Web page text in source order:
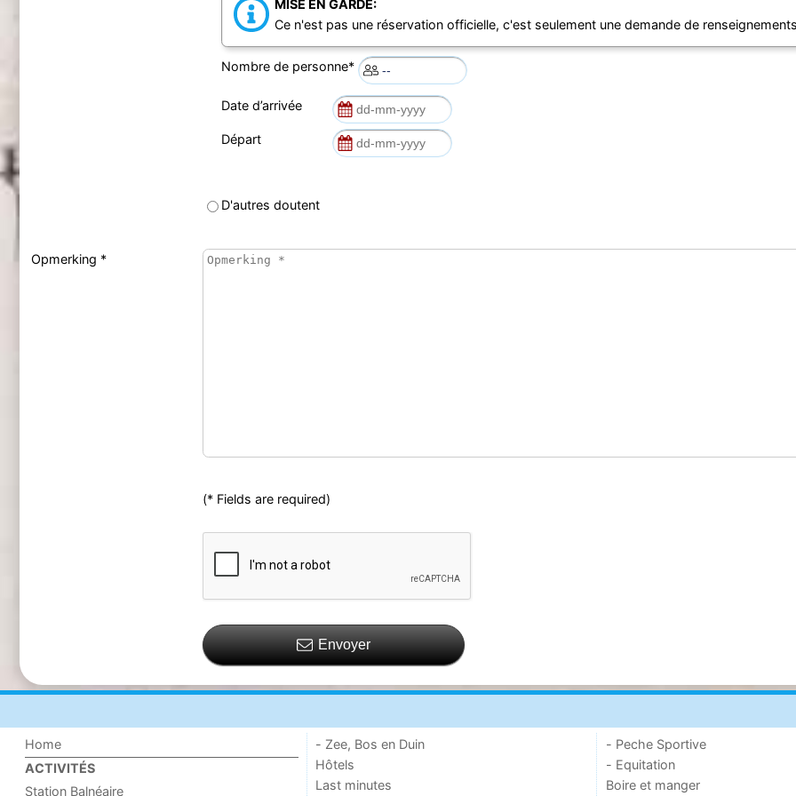
MISE EN GARDE:
Ce n'est pas une réservation officielle, c'est seulement une demande de
Nombre de personne*
Date d’arrivée
Départ
D'autres doutent
Opmerking *
(* Fields are required)
Envoyer
Home
ACTIVITÉS
Station Balnéaire
- Zee, Bos en Duin
Hôtels
Last minutes
- Peche Sportive
- Equitation
Boire et manger